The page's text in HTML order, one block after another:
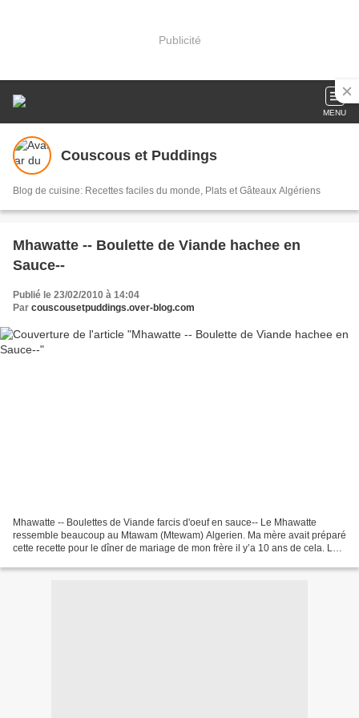
Publicité
MENU
Couscous et Puddings
Blog de cuisine: Recettes faciles du monde, Plats et Gâteaux Algériens
Mhawatte -- Boulette de Viande hachee en
Sauce--
Publié le 23/02/2010 à 14:04
Par couscousetpuddings.over-blog.com
Mhawatte -- Boulettes de Viande farcis d'oeuf en sauce-- Le Mhawatte
ressemble beaucoup au Mtawam (Mtewam) Algerien. Ma mère avait préparé
cette recette pour le dîner de mariage de mon frère il y’a 10 ans de cela. Les